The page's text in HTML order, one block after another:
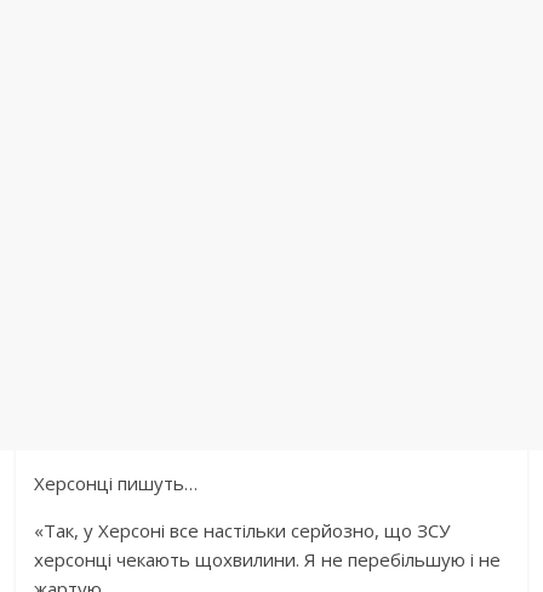
Херсонці пишуть…
«Так, у Херсоні все настільки серйозно, що ЗСУ
херсонці чекають щохвилини. Я не перебільшую і не